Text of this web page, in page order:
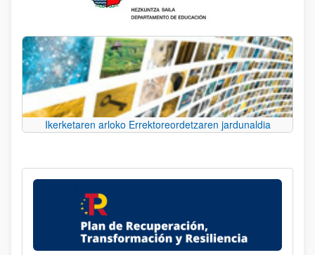
Ikerketaren arloko Errektoreordetzaren jardunaldia